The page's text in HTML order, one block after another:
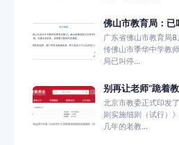
佛山市教育局：已
广东省佛山市教育局
传佛山市季华中学教
局已叫停...
别再让老师“跪着
北京市教委正式印发
则实施细则（试行）
几年的老教...